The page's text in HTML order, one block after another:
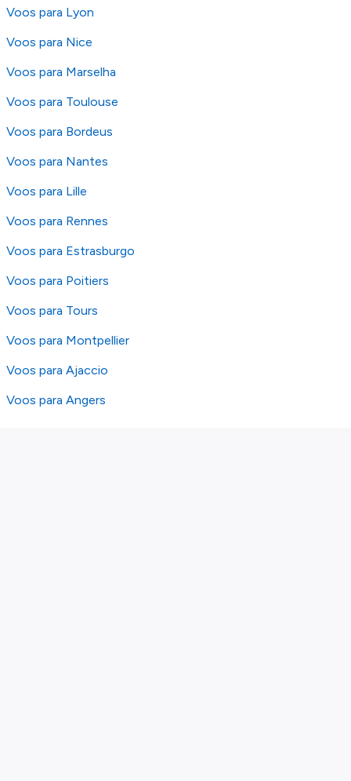
Voos para Lyon
Voos para Nice
Voos para Marselha
Voos para Toulouse
Voos para Bordeus
Voos para Nantes
Voos para Lille
Voos para Rennes
Voos para Estrasburgo
Voos para Poitiers
Voos para Tours
Voos para Montpellier
Voos para Ajaccio
Voos para Angers